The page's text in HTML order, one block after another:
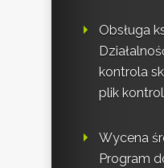
Obsługa
kontrola
plik
Wycena
Program